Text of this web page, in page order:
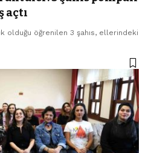
açtı
olduğu öğrenilen 3 şahıs, ellerindeki